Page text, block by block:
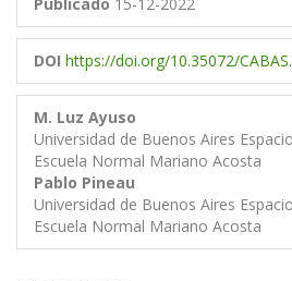
DOI https://doi.org/10.35072/
M. Luz Ayuso
Universidad de Buenos Aires
Escuela Normal Mariano Acosta
Pablo Pineau
Universidad de Buenos Aires
Escuela Normal Mariano Acosta